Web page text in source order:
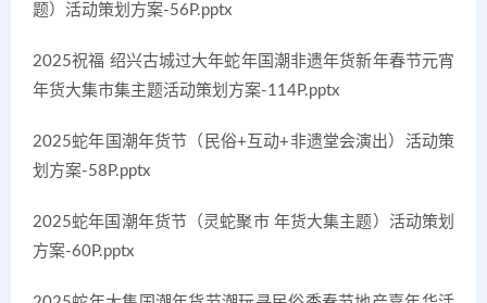
题）活动策划方案-56P.pptx
2025祝福 绍兴古城过大年蛇年国潮非遗年货新年春节元宵
年货大集市集主题活动策划方案-114P.pptx
2025蛇年国潮年货节（民俗+互动+非遗堂会演出）活动策
划方案-58P.pptx
2025蛇年国潮年货节（灵蛇聚市 年货大集主题）活动策划
方案-60P.pptx